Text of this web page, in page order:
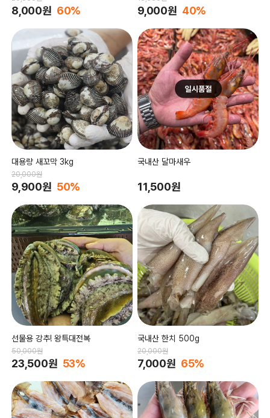
8,000원 60% 9,000원 40%
대용량 새꼬막 3kg
20,000원
9,900원 50%
국내산 달마새우
11,500원
선물용 강추! 왕특대전복
50,000원
23,500원 53%
국내산 한치 500g
20,000원
7,000원 65%